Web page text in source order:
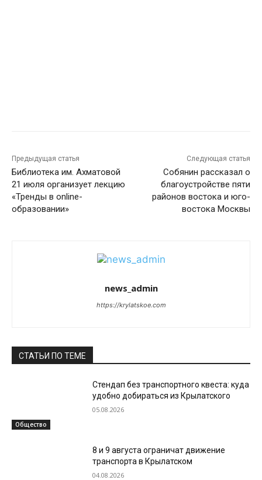
Предыдущая статья
Библиотека им. Ахматовой
21 июля организует лекцию
«Тренды в online-
образовании»
Следующая статья
Собянин рассказал о
благоустройстве пяти
районов востока и юго-
востока Москвы
news_admin
https://krylatskoe.com
СТАТЬИ ПО ТЕМЕ
Общество
Стендап без транспортного квеста: куда
удобно добираться из Крылатского
05.08.2026
8 и 9 августа ограничат движение
транспорта в Крылатском
04.08.2026